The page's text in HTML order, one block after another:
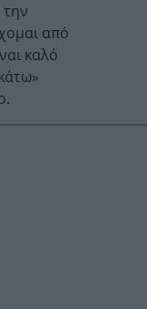
από
καλό